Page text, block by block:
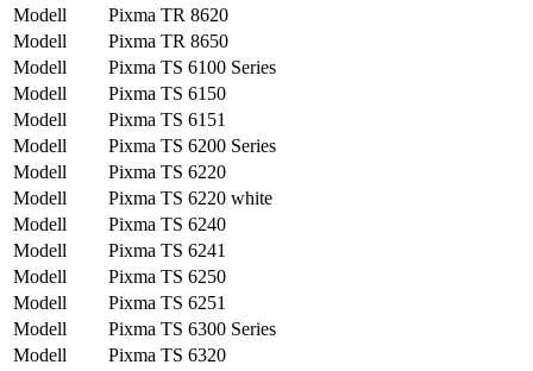
Modell
Pixma TR 8620
Modell
Pixma TR 8650
Modell
Pixma TS 6100 Series
Modell
Pixma TS 6150
Modell
Pixma TS 6151
Modell
Pixma TS 6200 Series
Modell
Pixma TS 6220
Modell
Pixma TS 6220 white
Modell
Pixma TS 6240
Modell
Pixma TS 6241
Modell
Pixma TS 6250
Modell
Pixma TS 6251
Modell
Pixma TS 6300 Series
Modell
Pixma TS 6320